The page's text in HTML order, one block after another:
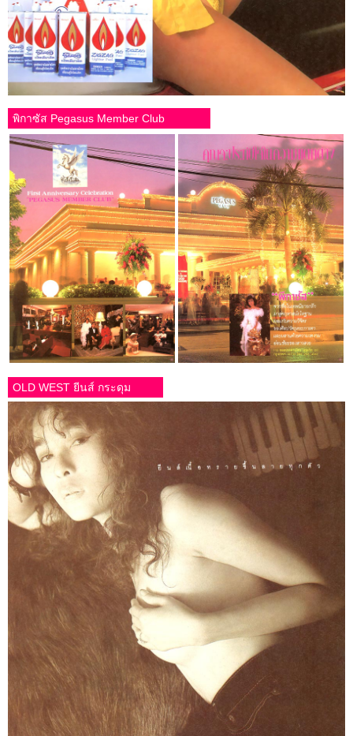
พิกาซัส Pegasus Member Club
OLD WEST ยีนส์ กระดุม